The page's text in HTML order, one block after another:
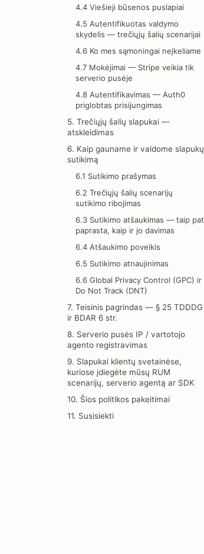
4.4 Viešieji būsenos puslapiai
4.5 Autentifikuotas valdymo
skydelis — trečiųjų šalių scenarijai
4.6 Ko mes sąmoningai neįkeliame
4.7 Mokėjimai — Stripe veikia tik
serverio pusėje
4.8 Autentifikavimas — Auth0
priglobtas prisijungimas
5. Trečiųjų šalių slapukai —
atskleidimas
6. Kaip gauname ir valdome slapukų
sutikimą
6.1 Sutikimo prašymas
6.2 Trečiųjų šalių scenarijų
sutikimo ribojimas
6.3 Sutikimo atšaukimas — taip pat
paprasta, kaip ir jo davimas
6.4 Atšaukimo poveikis
6.5 Sutikimo atnaujinimas
6.6 Global Privacy Control (GPC) ir
Do Not Track (DNT)
7. Teisinis pagrindas — § 25 TDDDG
ir BDAR 6 str.
8. Serverio pusės IP / vartotojo
agento registravimas
9. Slapukai klientų svetainėse,
kuriose įdiegėte mūsų RUM
scenarijų, serverio agentą ar SDK
10. Šios politikos pakeitimai
11. Susisiekti